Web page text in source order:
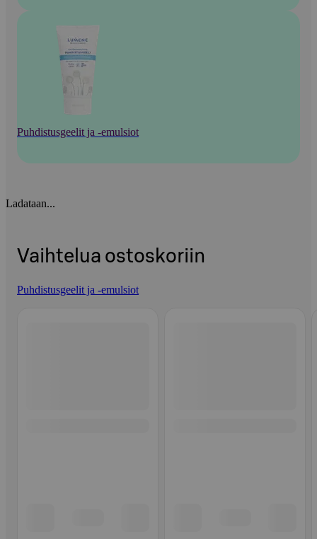
Puhdistusgeelit ja -emulsiot
Ladataan...
Vaihtelua ostoskoriin
Puhdistusgeelit ja -emulsiot